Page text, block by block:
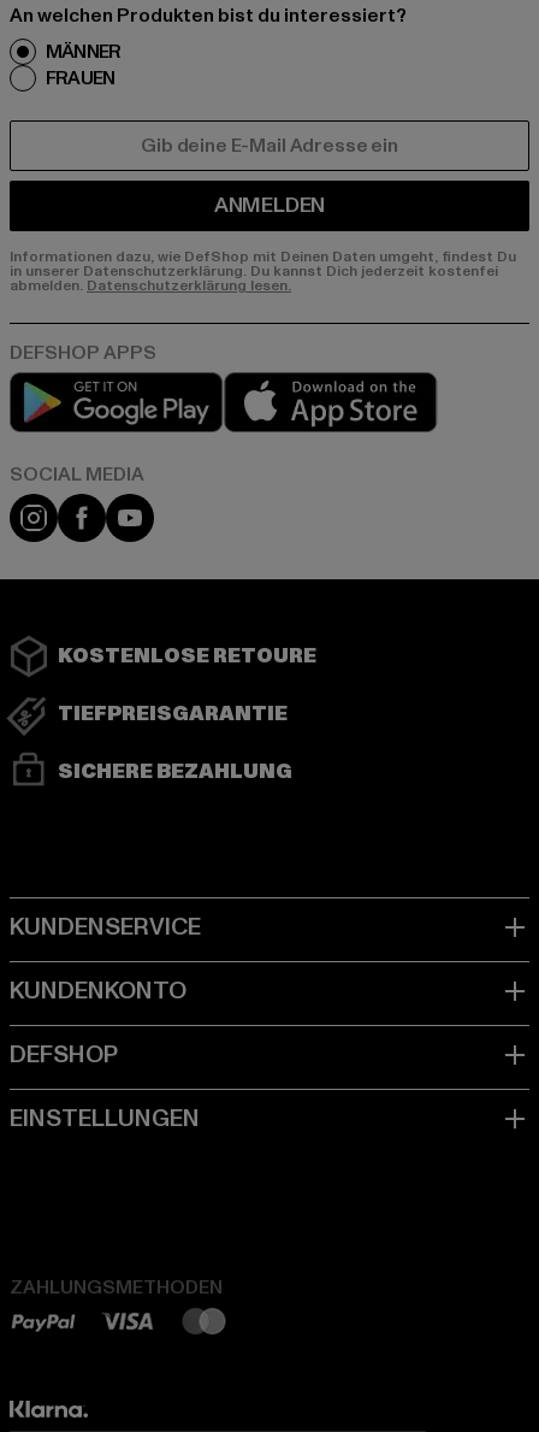
An welchen Produkten bist du interessiert?
MÄNNER
FRAUEN
ANMELDEN
Informationen dazu, wie DefShop mit Deinen Daten umgeht, findest Du
in unserer Datenschutzerklärung. Du kannst Dich jederzeit kostenfei
abmelden. Datenschutzerklärung lesen.
Play market
Instagram
FacebookYouTube
KOSTENLOSE RETOURE
TIEFPREISGARANTIE
SICHERE BEZAHLUNG
ZAHLUNGSMETHODEN